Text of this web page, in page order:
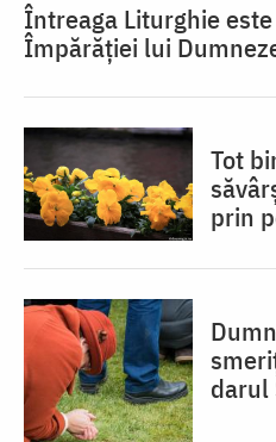
Întreaga Liturghie
Împărăției lui
Tot
prin
darul